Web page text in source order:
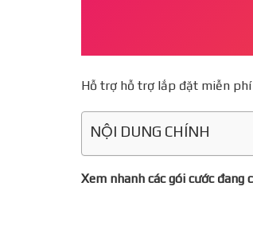
Hỗ trợ hỗ trợ lắp đặt miễn phí
NỘI DUNG CHÍNH
Xem nhanh các gói cước